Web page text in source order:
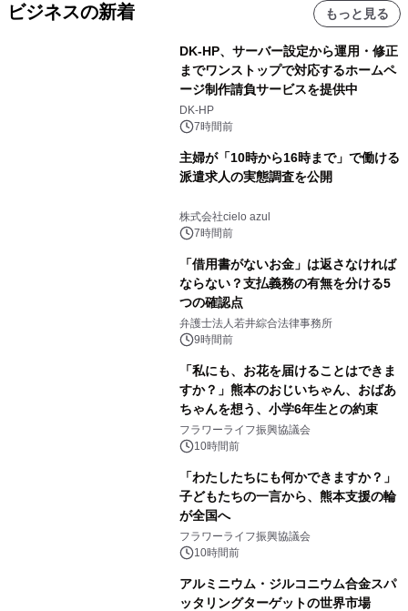
ビジネスの新着 もっと見る
DK-HP、サーバー設定から運用・修正
までワンストップで対応するホームペ
ージ制作請負サービスを提供中
DK-HP
7時間前
主婦が「10時から16時まで」で働ける
派遣求人の実態調査を公開
株式会社cielo azul
7時間前
「借用書がないお金」は返さなければ
ならない？支払義務の有無を分ける5
つの確認点
弁護士法人若井綜合法律事務所
9時間前
「私にも、お花を届けることはできま
すか？」熊本のおじいちゃん、おばあ
ちゃんを想う、小学6年生との約束
フラワーライフ振興協議会
10時間前
「わたしたちにも何かできますか？」
子どもたちの一言から、熊本支援の輪
が全国へ
フラワーライフ振興協議会
10時間前
アルミニウム・ジルコニウム合金スパ
ッタリングターゲットの世界市場